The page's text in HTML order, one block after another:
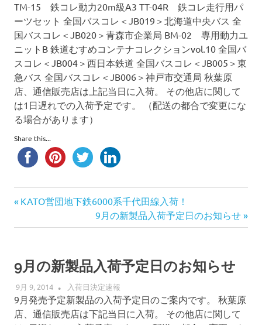
TM-15 鉄コレ動力20m級A3 TT-04R 鉄コレ走行用パ
ーツセット 全国バスコレ＜JB019＞北海道中央バス 全
国バスコレ＜JB020＞青森市企業局 BM-02 専用動力ユ
ニットB 鉄道むすめコンテナコレクションvol.10 全国バ
スコレ＜JB004＞西日本鉄道 全国バスコレ＜JB005＞東
急バス 全国バスコレ＜JB006＞神戸市交通局 秋葉原
店、通信販売店は上記当日に入荷。 その他店に関して
は1日遅れでの入荷予定です。 （配送の都合で変更にな
る場合があります）
Share this...
投
稿
ナ
ビ
ゲ
前
記
KATO営団地下鉄6000系千代田線入荷！
次
の
事:
9月の新製品入荷予定日のお知らせ
9月の新製品入荷予定日のお知らせ
9月 9, 2014 POPON
入荷日決定速報
9月発売予定新製品の入荷予定日のご案内です。 秋葉原
店、通信販売店は下記当日に入荷。 その他店に関して